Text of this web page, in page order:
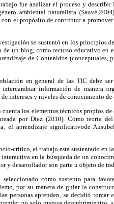
fue analizar el proceso y
ambiental naturalista
el propósito de contribuir a
se sustentó en los principios
un blog, como recurso educativo en
de Contenidos (conceptuales,
en general de las TIC debe
información de manera
intereses y niveles de conocimiento
los elementos técnicos propios
por Diez (2010). Como teoría
el aprendizaje significativode
crítico, el trabajo está sustentado en
en la búsqueda de un
y desarrollador son parte u objeto de
como sustento para
por su manera de guiar la
personas aprenden, se decidió